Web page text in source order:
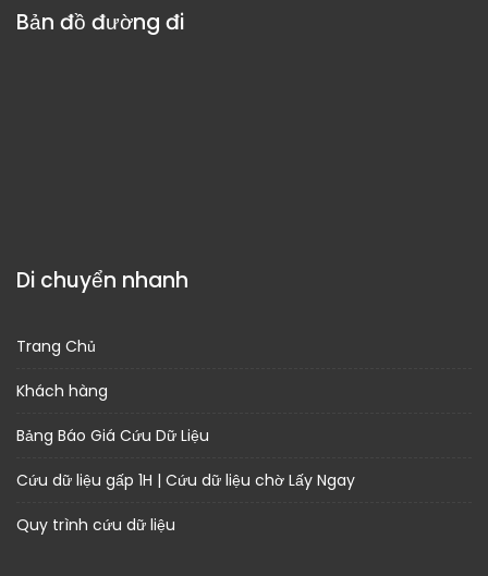
Bản đồ đường đi
Di chuyển nhanh
Trang Chủ
Khách hàng
Bảng Báo Giá Cứu Dữ Liệu
Cứu dữ liệu gấp 1H | Cứu dữ liệu chờ Lấy Ngay
Quy trình cứu dữ liệu